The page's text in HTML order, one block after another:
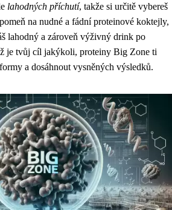
lahodných příchutí, takže si určitě vybereš
na nudné a fádní proteinové koktejly,
lahodný a zároveň výživný drink po
je tvůj cíl jakýkoli, proteiny Big Zone ti
a dosáhnout vysněných výsledků.